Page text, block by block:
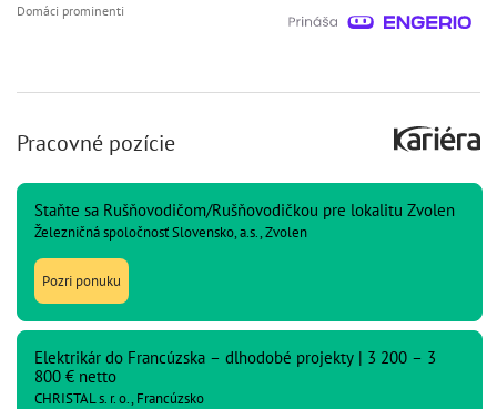
Domáci prominenti
Pracovné pozície
Staňte sa Rušňovodičom/Rušňovodičkou pre lokalitu Zvolen
Železničná spoločnosť Slovensko, a.s., Zvolen
Pozri ponuku
Elektrikár do Francúzska – dlhodobé projekty | 3 200 – 3
800 € netto
CHRISTAL s. r. o., Francúzsko